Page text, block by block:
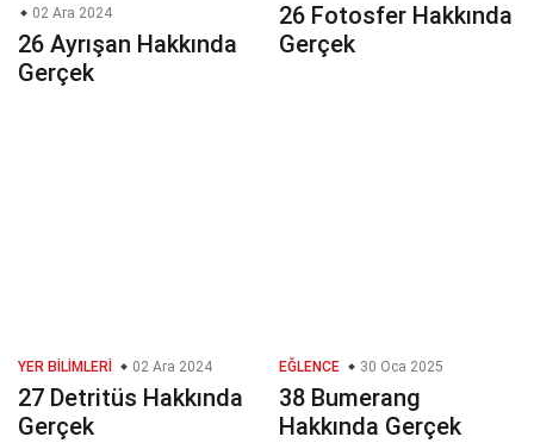
02 Ara 2024
26 Ayrışan Hakkında
Gerçek
26 Fotosfer Hakkında
Gerçek
YER BILIMLERI 02 Ara 2024
27 Detritüs Hakkında
Gerçek
EĞLENCE 30 Oca 2025
38 Bumerang
Hakkında Gerçek